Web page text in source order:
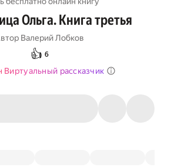
Ольга. Книга третья
Валерий Лобков
👍 6
Виртуальный рассказчик